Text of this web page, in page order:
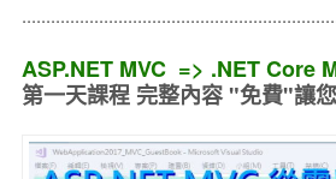
ASP.NET MVC => .NET Core
第一天課程 完整內容 "免費"讓